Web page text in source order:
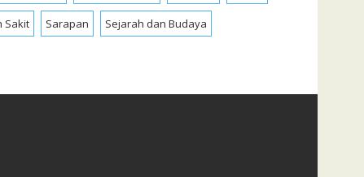
Sakit Sarapan Sejarah dan Budaya